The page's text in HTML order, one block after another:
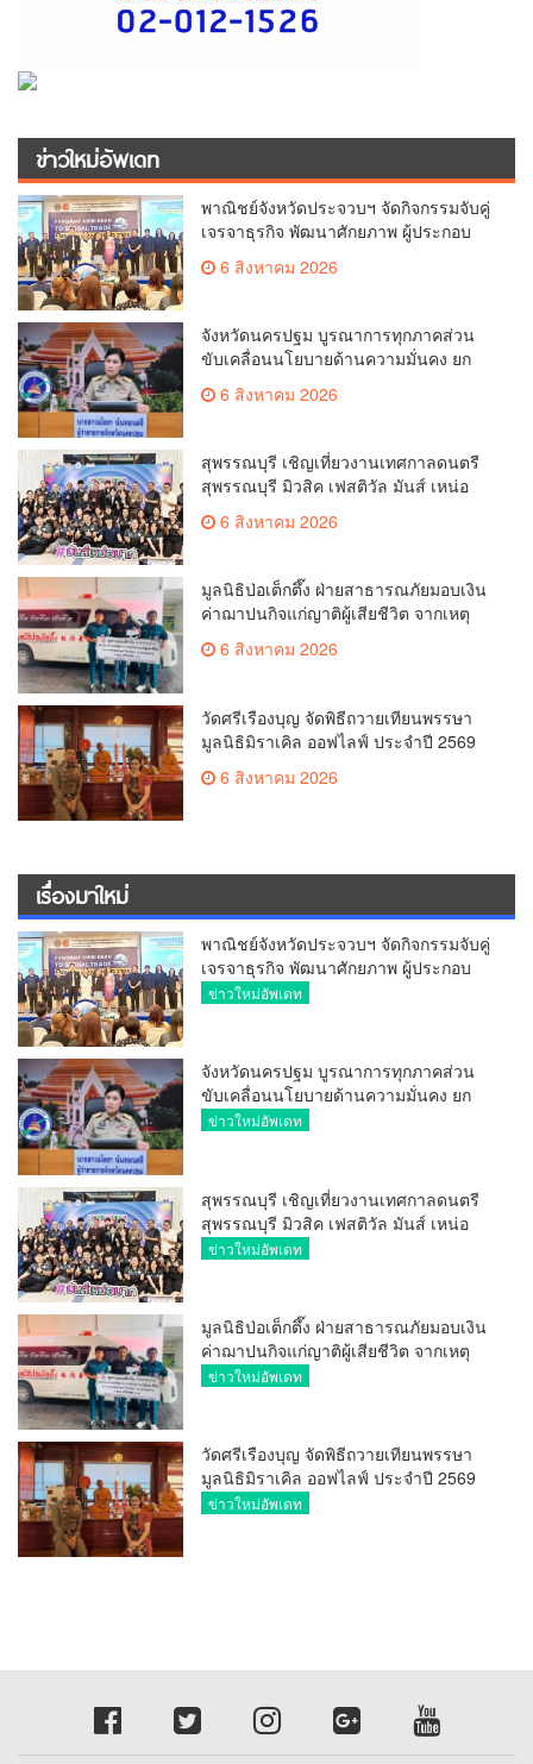
ข่าวใหม่อัพเดท
พาณิชย์จังหวัดประจวบฯ จัดกิจกรรมจับคู่
เจรจาธุรกิจ พัฒนาศักยภาพ ผู้ประกอบ
ระหว่างประเทศ
6 สิงหาคม 2026
จังหวัดนครปฐม บูรณาการทุกภาคส่วน
ขับเคลื่อนนโยบายด้านความมั่นคง ยก
เทคโนโลยี
6 สิงหาคม 2026
สุพรรณบุรี เชิญเที่ยวงานเทศกาลดนตรี
สุพรรณบุรี มิวสิค เฟสติวัล มันส์ เหน่อ
มาก6 สิงหาคม 2026
มูลนิธิป่อเต็กตึ๊ง ฝ่ายสาธารณภัยมอบเงิน
ค่าฌาปนกิจแก่ญาติผู้เสียชีวิต จากเหตุ
เพลิงไหม้ โรงเบียร์ ณ ลาดพร้าว จำนวน
20,000 บาท
6 สิงหาคม 2026
วัดศรีเรืองบุญ จัดพิธีถวายเทียนพรรษา
มูลนิธิมิราเคิล ออฟไลฟ์ ประจำปี 2569
ประธาน
6 สิงหาคม 2026
เรื่องมาใหม่
พาณิชย์จังหวัดประจวบฯ จัดกิจกรรมจับคู่
เจรจาธุรกิจ พัฒนาศักยภาพ ผู้ประกอบ
การ ขยายช่องทางการค้า สู่การค้า
ข่าวใหม่อัพเดท
จังหวัดนครปฐม บูรณาการทุกภาคส่วน
ขับเคลื่อนนโยบายด้านความมั่นคง ยก
ระดับการป้องกันอาชญากรรมทาง
ข่าวใหม่อัพเดท
สุพรรณบุรี เชิญเที่ยวงานเทศกาลดนตรี
สุพรรณบุรี มิวสิค เฟสติวัล มันส์ เหน่อ
มาก
ข่าวใหม่อัพเดท
มูลนิธิป่อเต็กตึ๊ง ฝ่ายสาธารณภัยมอบเงิน
ค่าฌาปนกิจแก่ญาติผู้เสียชีวิต จากเหตุ
เพลิงไหม้ โรงเบียร์ ณ ลาดพร้าว จำนวน
ข่าวใหม่อัพเดท
วัดศรีเรืองบุญ จัดพิธีถวายเทียนพรรษา
มูลนิธิมิราเคิล ออฟไลฟ์ ประจำปี 2569
พล.ต.ต.ศิริวัฒน์ ดีพอ ให้เกียรติเป็น
ข่าวใหม่อัพเดท